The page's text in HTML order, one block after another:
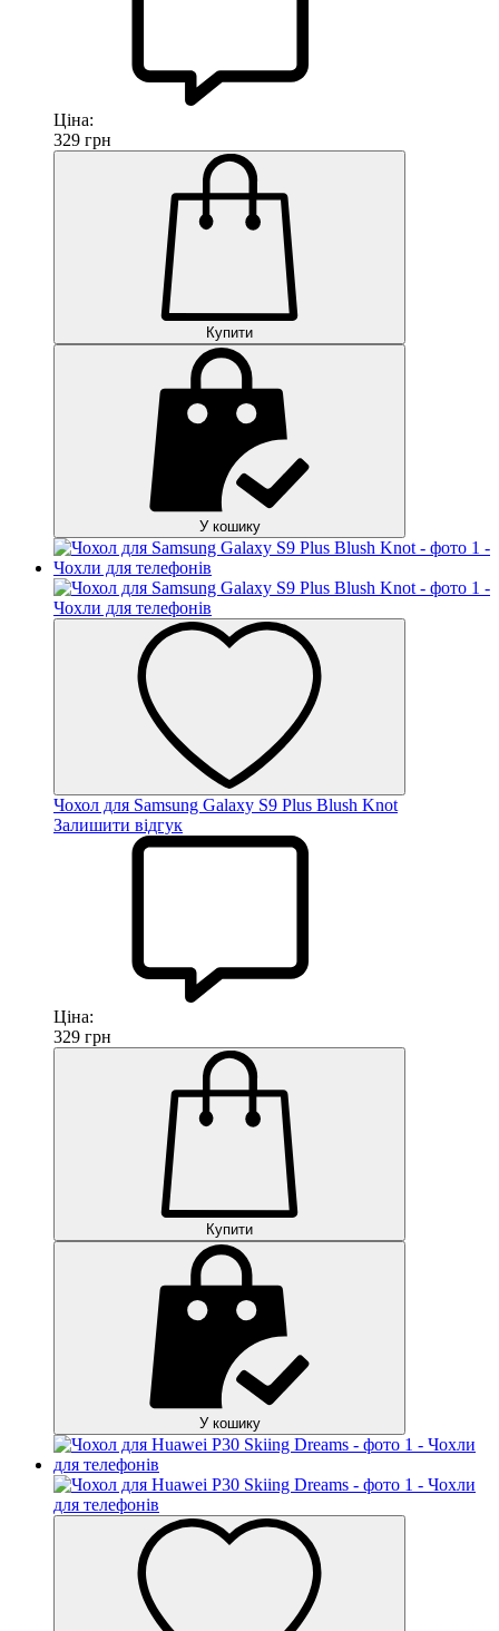
Ціна:
329 грн
Купити
У кошику
Чохол для Samsung Galaxy S9 Plus Blush Knot
Залишити відгук
Ціна:
329 грн
Купити
У кошику